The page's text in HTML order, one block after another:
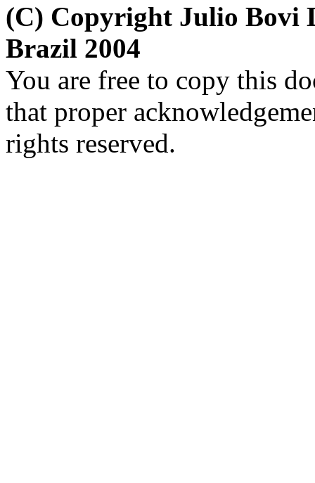
(C) Copyright Julio Bovi
Brazil 2004
You are free to copy this
that proper
rights reserved.